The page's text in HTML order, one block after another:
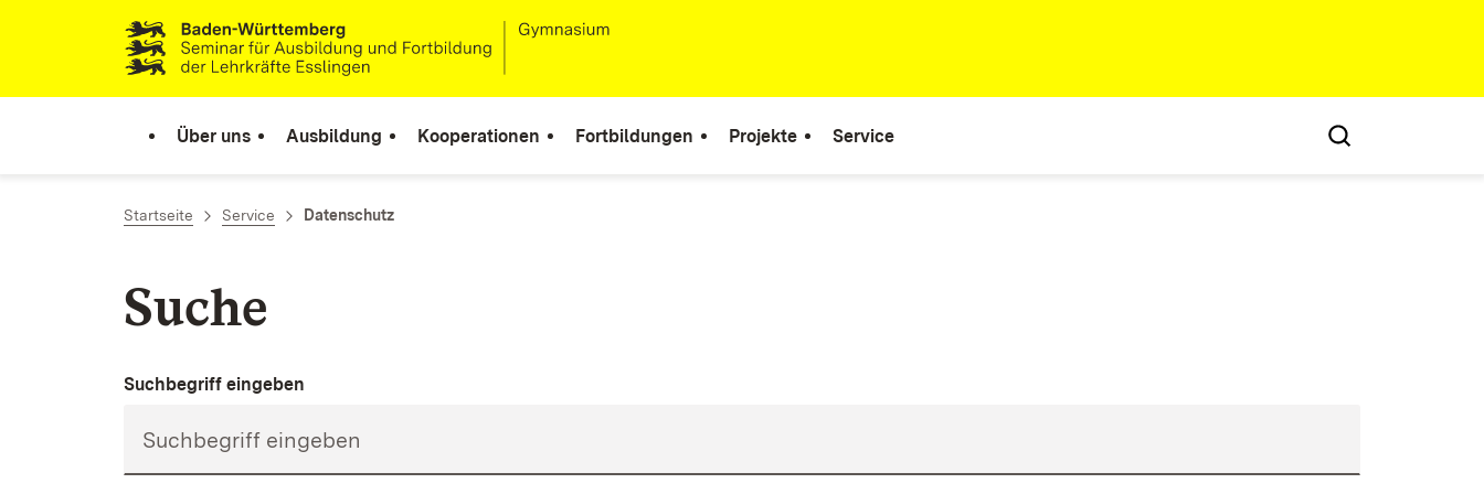
Zum Inhalt springen
Link zur Startseite
Über uns Ausbildung Kooperationen Fortbildungen Projekte Service
Startseite Service Datenschutz
Suche
Suchbegriff eingeben